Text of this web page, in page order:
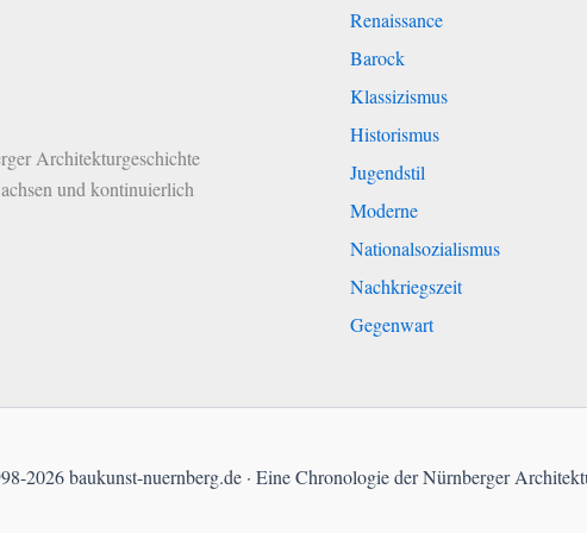
Architekturgeschichte
und kontinuierlich
Renaissance
Barock
Klassizismus
Historismus
Jugendstil
Moderne
Nationalsozialismus
Nachkriegszeit
Gegenwart
2026 baukunst-nuernberg.de · Eine Chronologie der Nürnberger